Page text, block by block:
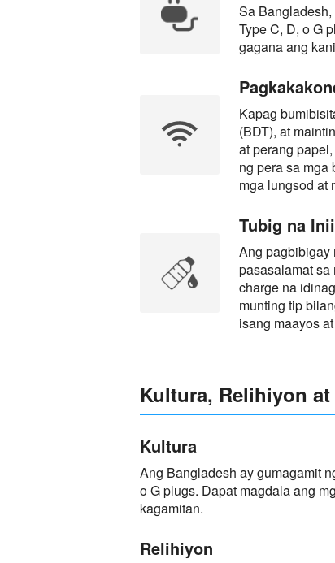
Sa
Type C, D, o G
gagana ang
Kapag
(BDT), at
at perang
ng pera sa mga
mga lungsod at
Tubig na
Ang pagbibigay
pasasalamat
charge na
munting tip
isang maayos
Kultura, Relihiyon
Kultura
Ang Bangladesh ay gumagamit
o G plugs. Dapat magdala ang
kagamitan.
Relihiyon